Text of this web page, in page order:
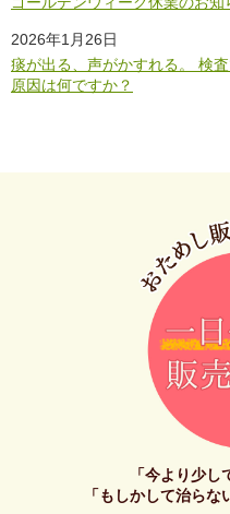
痰が出る、声がかすれる。 検
原因は何ですか？
2026年1月26日
「今より少し
「もしかして治ら